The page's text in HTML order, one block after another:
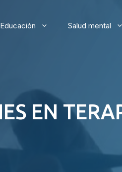
Educación Salud mental
EN